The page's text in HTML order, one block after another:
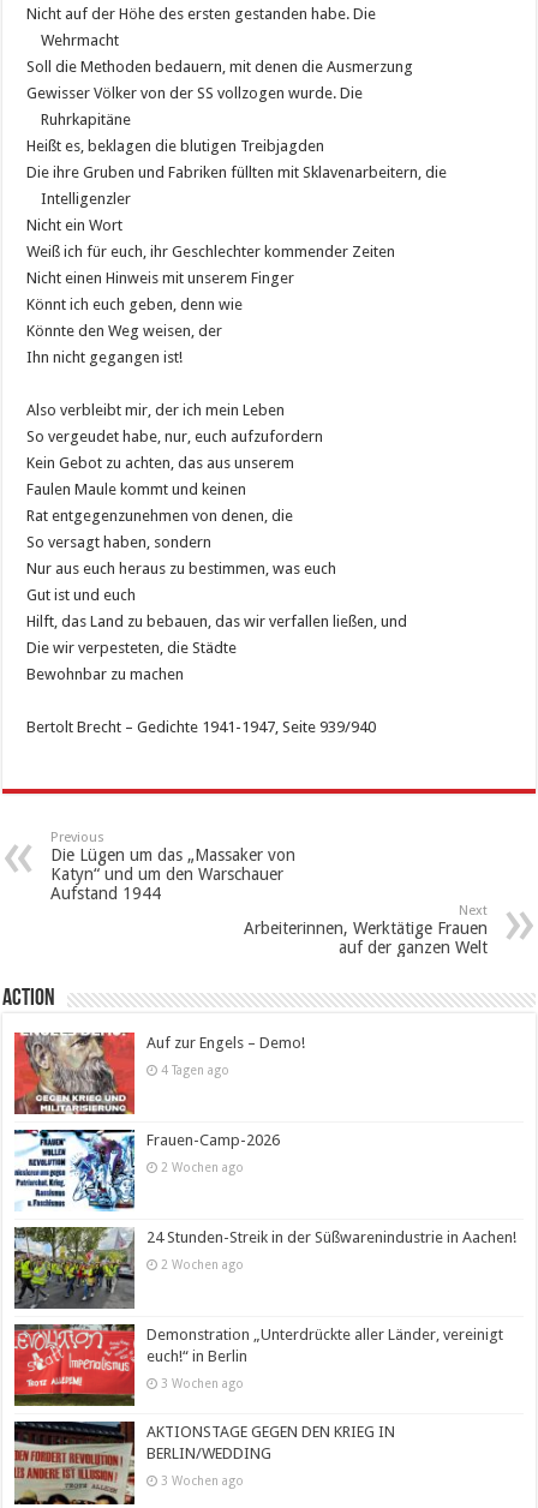
Nicht auf der Höhe des ersten gestanden habe. Die
Wehrmacht
Soll die Methoden bedauern, mit denen die Ausmerzung
Gewisser Völker von der SS vollzogen wurde. Die
Ruhrkapitäne
Heißt es, beklagen die blutigen Treibjagden
Die ihre Gruben und Fabriken füllten mit Sklavenarbeitern, die
Intelligenzler
Nicht ein Wort
Weiß ich für euch, ihr Geschlechter kommender Zeiten
Nicht einen Hinweis mit unserem Finger
Könnt ich euch geben, denn wie
Könnte den Weg weisen, der
Ihn nicht gegangen ist!
Also verbleibt mir, der ich mein Leben
So vergeudet habe, nur, euch aufzufordern
Kein Gebot zu achten, das aus unserem
Faulen Maule kommt und keinen
Rat entgegenzunehmen von denen, die
So versagt haben, sondern
Nur aus euch heraus zu bestimmen, was euch
Gut ist und euch
Hilft, das Land zu bebauen, das wir verfallen ließen, und
Die wir verpesteten, die Städte
Bewohnbar zu machen
Bertolt Brecht – Gedichte 1941-1947, Seite 939/940
Previous
Die Lügen um das „Massaker von
Katyn“ und um den Warschauer
Aufstand 1944
Next
Arbeiterinnen, Werktätige Frauen
auf der ganzen Welt
Action
Auf zur Engels – Demo!
4 Tagen ago
Frauen-Camp-2026
2 Wochen ago
24 Stunden-Streik in der Süßwarenindustrie in Aachen!
2 Wochen ago
Demonstration „Unterdrückte aller Länder, vereinigt
euch!“ in Berlin
3 Wochen ago
AKTIONSTAGE GEGEN DEN KRIEG IN
BERLIN/WEDDING
3 Wochen ago